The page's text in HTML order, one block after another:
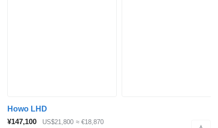
Howo LHD
¥147,100
US$21,800 ≈ €18,870